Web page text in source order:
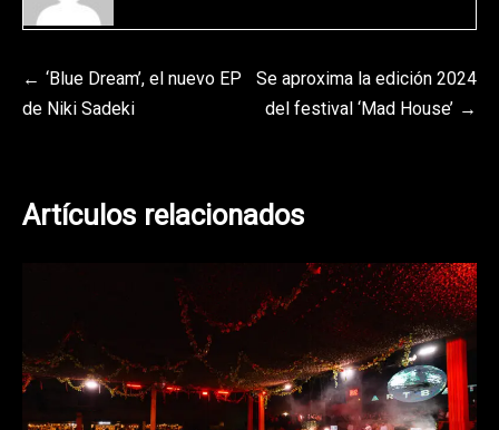
Navegación
de
‘Blue Dream’, el nuevo EP
de Niki Sadeki
Se aproxima la edición 2024
del festival ‘Mad House’
Artículos relacionados